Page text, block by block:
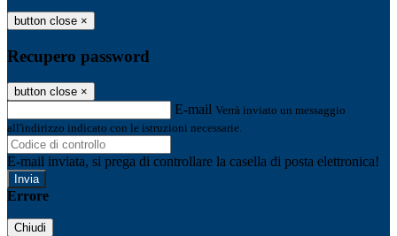
button close ×
Recupero password
button close ×
E-mail Verrà inviato un messaggio
all'indirizzo indicato con le istruzioni necessarie.
E-mail inviata, si prega di controllare la casella di posta elettronica!
Errore
Chiudi